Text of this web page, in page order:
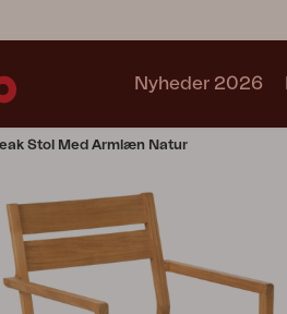
Nyheder 2026
Stol Med Armlæn Natur